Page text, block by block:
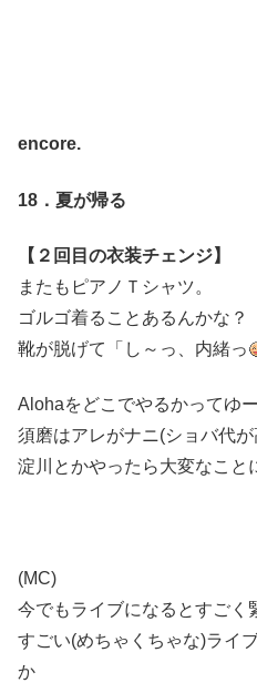
encore.
18．夏が帰る
【２回目の衣装チェンジ】
またもピアノＴシャツ。
ゴルゴ着ることあるんかな？
靴が脱げて「し～っ、内緒っ
Alohaをどこでやるかってゆ
須磨はアレがナニ(ショバ代が
淀川とかやったら大変なこと
(MC)
今でもライブになるとすごく
すごい(めちゃくちゃな)ライ
か